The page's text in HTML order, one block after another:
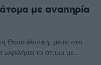
με αναπηρία
Θεσσαλονίκη, μέσα στο
ωφελήσει τα άτομα με…